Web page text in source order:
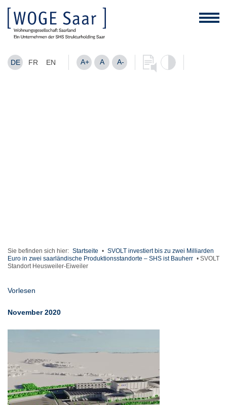
DE FR EN A+ A A-
Sie befinden sich hier: Startseite • SVOLT investiert bis zu zwei Milliarden
Euro in zwei saarländische Produktionsstandorte – SHS ist Bauherr • SVOLT
Standort Heusweiler-Eiweiler
Vorlesen
November 2020